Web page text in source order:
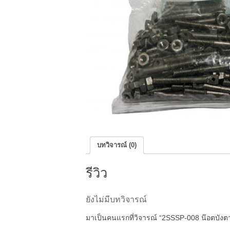
บทวิจารณ์ (0)
รีวิว
ยังไม่มีบทวิจารณ์
มาเป็นคนแรกที่วิจารณ์ “2SSSP-008 น๊อตบังต